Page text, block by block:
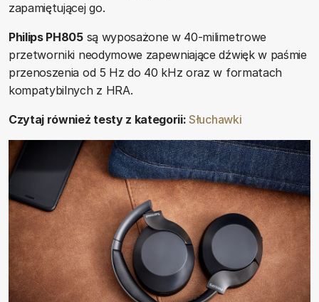
zapamiętującej go.
Philips PH805są wyposażone w 40-milimetrowe
przetworniki neodymowe zapewniające dźwięk w paśmie
przenoszenia od 5 Hz do 40 kHz oraz w formatach
kompatybilnych z HRA.
Czytaj również testy z kategorii:Słuchawki